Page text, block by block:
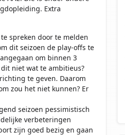
Extra
spreken door te melden
dit seizoen de play-offs te
om binnen 3
niet wat te ambitieus?
te geven. Daarom
zou het niet kunnen? Er
seizoen pessimistisch
verbeteringen
zijn goed bezig en gaan